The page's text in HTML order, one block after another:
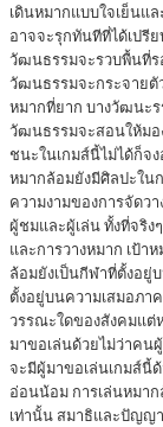
เดินหมากแบบใจเย็นแ
อาจจะรุกทันทีที่ได้เปรี
วัฒนธรรมจะรวบพื้นที่ร
วัฒนธรรมจะกระจายตั
หมากที่ยาก บางวัฒนะ
วัฒนธรรมจะสอนให้มอ
ชนะในเกมส์นี้ไม่ได้ก็จ
หมากล้อมยังมีศิลปะใน
ความงามของการจัดว
ผู้ชมและผู้เล่น ทั้งที่จริง
และการวางหมาก เป้า
ล้อมยังเป็นกีฬาที่ตั้งอยู่
ตั้งอยู่บนความเสมอภา
วรรณะใดของสังคมแต่
มาขอเล่นด้วยไม่ว่าคน
จะมีผู้มาขอเล่นเกมส์นี้
อ่อนน้อม การเล่นหมาก
เท่านั้น สมาธิและปัญญ